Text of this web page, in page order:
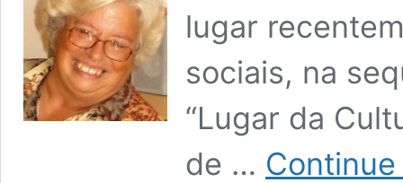
lugar
sociais, na
“Lugar da
de …